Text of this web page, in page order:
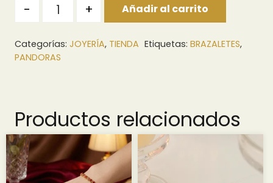
- + Añadir al carrito
Categorías: JOYERÍA, TIENDA Etiquetas: BRAZALETES,
PANDORAS
Productos relacionados